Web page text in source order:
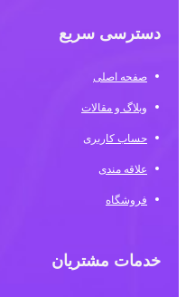
دسترسی سریع
صفحه اصلی
وبلاگ و مقالات
حساب کاربری
علاقه مندی
فروشگاه
خدمات مشتریان